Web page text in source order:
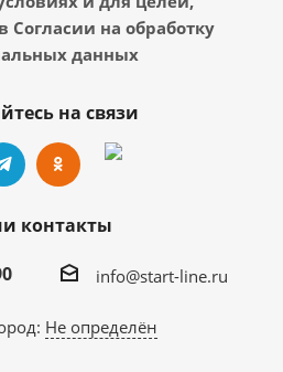
Согласии на обработку
данных
на связи
контакты
info@start-line.ru
Не определён